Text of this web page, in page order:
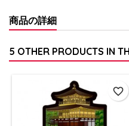
商品の詳細
5 OTHER PRODUCTS IN
favorite_border